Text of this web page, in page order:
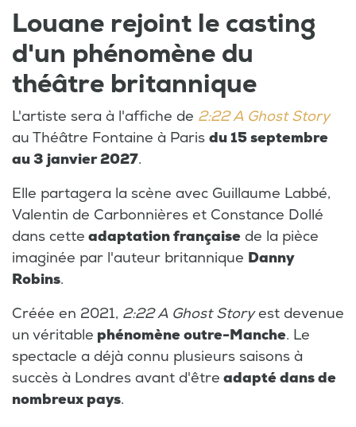
Louane rejoint le casting
d'un phénomène du
théâtre britannique
L'artiste sera à l'affiche de 2:22 A Ghost Story
au Théâtre Fontaine à Paris du 15 septembre
au 3 janvier 2027.
Elle partagera la scène avec Guillaume Labbé,
Valentin de Carbonnières et Constance Dollé
dans cette adaptation française de la pièce
imaginée par l'auteur britannique Danny
Robins.
Créée en 2021, 2:22 A Ghost Storyest devenue
un véritable phénomène outre-Manche. Le
spectacle a déjà connu plusieurs saisons à
succès à Londres avant d'être adapté dans de
nombreux pays.